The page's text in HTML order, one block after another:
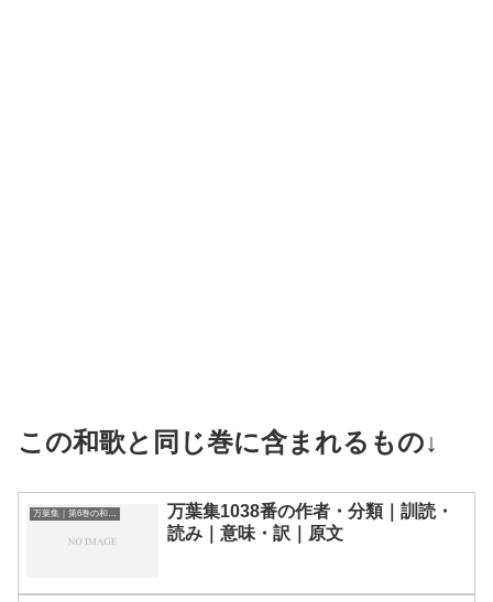
この和歌と同じ巻に含まれるもの↓
万葉集1038番の作者・分類｜訓読・
読み｜意味・訳｜原文